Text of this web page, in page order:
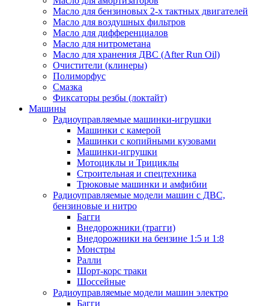
Масло для бензиновых 2-х тактных двигателей
Масло для воздушных фильтров
Масло для дифференциалов
Масло для нитрометана
Масло для хранения ДВС (After Run Oil)
Очистители (клинеры)
Полиморфус
Смазка
Фиксаторы резбы (локтайт)
Машины
Радиоуправляемые машинки-игрушки
Машинки с камерой
Машинки с копийными кузовами
Машинки-игрушки
Мотоциклы и Трициклы
Строительная и спецтехника
Трюковые машинки и амфибии
Радиоуправляемые модели машин с ДВС,
бензиновые и нитро
Багги
Внедорожники (трагги)
Внедорожники на бензине 1:5 и 1:8
Монстры
Ралли
Шорт-корс траки
Шоссейные
Радиоуправляемые модели машин электро
Багги